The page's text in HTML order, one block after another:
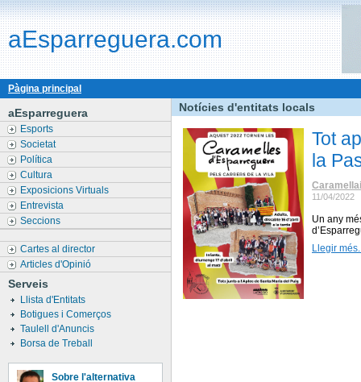
aEsparreguera.com
Pàgina principal
aEsparreguera
Esports
Societat
Política
Cultura
Exposicions Virtuals
Entrevista
Seccions
Cartes al director
Articles d'Opinió
Serveis
Llista d'Entitats
Botigues i Comerços
Taulell d'Anuncis
Borsa de Treball
Sobre l'alternativa
Notícies d'entitats locals
Tot
la
11/04/2022
Un any
Llegir